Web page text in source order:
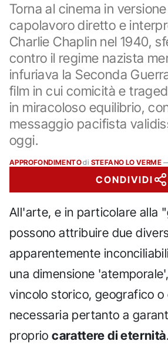
Torna al cinema in
capolavoro diretto e
Charlie Chaplin nel 1940,
contro il regime nazista
infuriava la Seconda
film in cui comicità e
in miracoloso equilibrio,
messaggio pacifista
oggi.
APPROFONDIMENTOdi STEFANO LO VERME
CONDIVIDI
All'arte, e in particolare alla
possono attribuire due
apparentemente
una dimensione
vincolo storico, geografico o
necessaria pertanto a
propriocarattere di eternità